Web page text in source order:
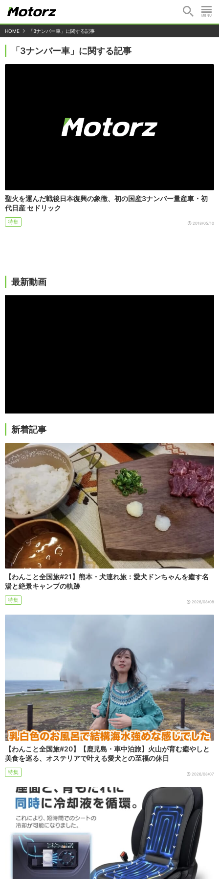
HOME 「3ナンバー車」に関する記事
「3ナンバー車」に関する記事
聖火を運んだ戦後日本復興の象徴、初の国産3ナンバー量産車・初
代日産 セドリック
特集 2018/05/10
最新動画
新着記事
【わんこと全国旅#21】熊本・犬連れ旅：愛犬ドンちゃんを癒す名
湯と絶景キャンプの軌跡
特集 2026/08/08
【わんこと全国旅#20】【鹿児島・車中泊旅】火山が育む癒やしと
美食を巡る、オステリアで叶える愛犬との至福の休日
特集 2026/08/07